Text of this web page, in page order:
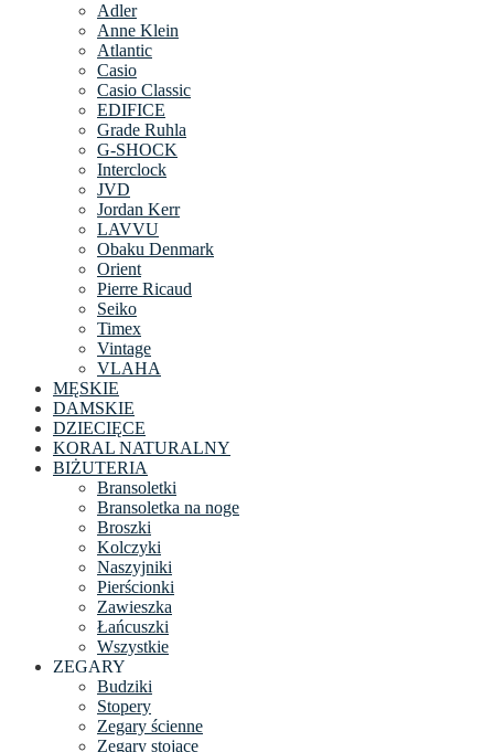
Adler
Anne Klein
Atlantic
Casio
Casio Classic
EDIFICE
Grade Ruhla
G-SHOCK
Interclock
JVD
Jordan Kerr
LAVVU
Obaku Denmark
Orient
Pierre Ricaud
Seiko
Timex
Vintage
VLAHA
MĘSKIE
DAMSKIE
DZIECIĘCE
KORAL NATURALNY
BIŻUTERIA
Bransoletki
Bransoletka na noge
Broszki
Kolczyki
Naszyjniki
Pierścionki
Zawieszka
Łańcuszki
Wszystkie
ZEGARY
Budziki
Stopery
Zegary ścienne
Zegary stojące